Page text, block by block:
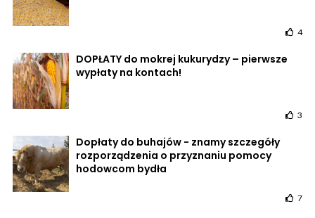
4
DOPŁATY do mokrej kukurydzy – pierwsze
wypłaty na kontach!
3
Dopłaty do buhajów - znamy szczegóły
rozporządzenia o przyznaniu pomocy
hodowcom bydła
7